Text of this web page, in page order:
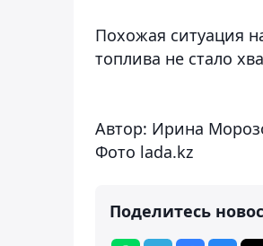
Похожая ситуация
топлива не стало
Автор: Ирина
Фото lada.kz
Поделитесь